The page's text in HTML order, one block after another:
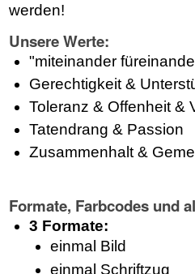
werden!
Unsere Werte:
"miteinander
Gerechtigkeit &
Toleranz & Offenheit &
Tatendrang & Passion
Zusammenhalt &
Formate, Farbcodes und
3 Formate:
einmal Bild
einmal Schriftzug